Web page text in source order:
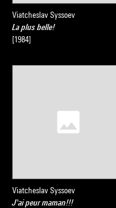
Viatcheslav Syssoev
La plus belle!
[1984]
Viatcheslav Syssoev
J'ai peur maman!!!